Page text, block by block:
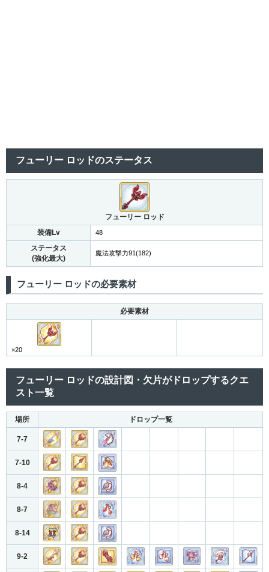
フューリー ロッドのステータス
フューリー ロッド
装備Lv
48
ステータス
(強化最大)
魔法攻撃力91(182)
フューリー ロッドの必要素材
必要素材
×20
フューリー ロッドの設計図・欠片がドロップするクエ
スト一覧
場所 ドロップ一覧
7-7
7-10
8-4
8-7
8-14
9-2